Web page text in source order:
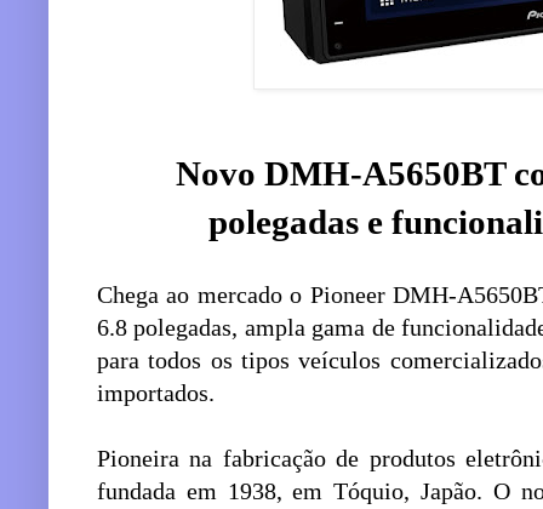
Novo DMH-A5650BT
polegadas e
Chega ao mercado o Pioneer DMH-
6.8 polegadas, ampla gama de
para todos os tipos veículos
importados.
Pioneira na fabricação de produtos
fundada em 1938, em Tóquio, Japão. O